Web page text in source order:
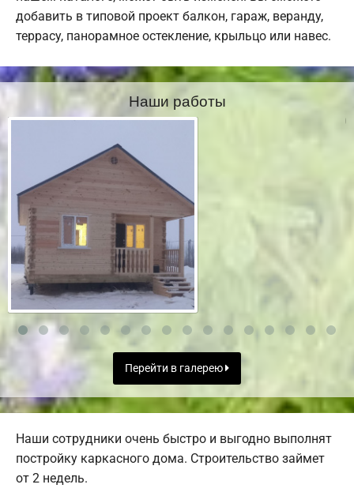
добавить в типовой проект балкон, гараж, веранду,
террасу, панорамное остекление, крыльцо или навес.
Наши работы
Перейти в галерею
Наши сотрудники очень быстро и выгодно выполнят
постройку каркасного дома. Строительство займет
от 2 недель.